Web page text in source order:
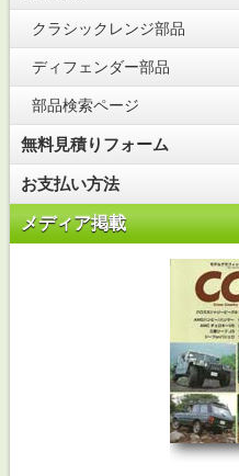
クラシックレンジ部品
ディフェンダー部品
部品検索ページ
無料見積りフォーム
お支払い方法
メディア掲載